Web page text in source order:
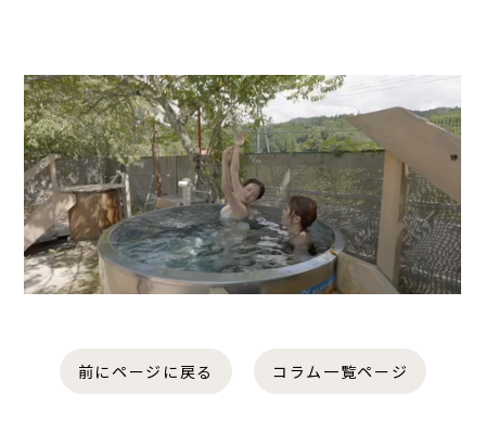
前にページに戻る コラム一覧ページ